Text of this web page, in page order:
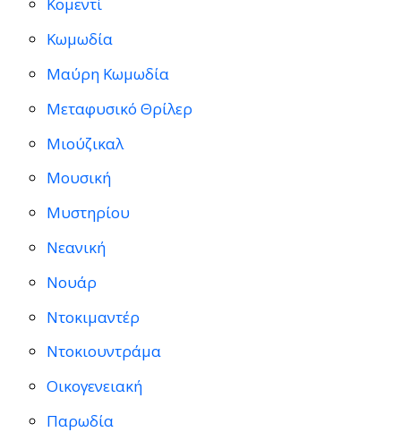
Κομεντί
Κωμωδία
Μαύρη Κωμωδία
Μεταφυσικό Θρίλερ
Μιούζικαλ
Μουσική
Μυστηρίου
Νεανική
Νουάρ
Ντοκιμαντέρ
Ντοκιουντράμα
Οικογενειακή
Παρωδία